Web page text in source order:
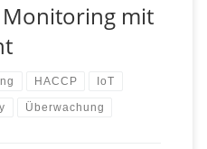
mit
HACCP IoT
Überwachung